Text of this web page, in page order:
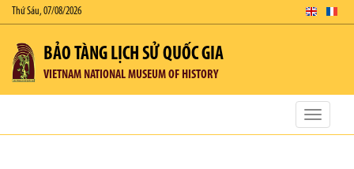
Thứ Sáu, 07/08/2026
BẢO TÀNG LỊCH SỬ QUỐC GIA
VIETNAM NATIONAL MUSEUM OF HISTORY
Toggle